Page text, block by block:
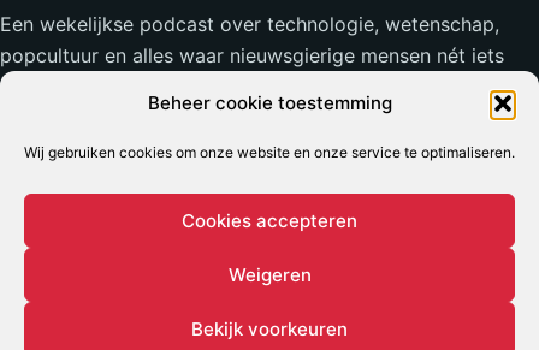
Beheer cookie toestemming
Wij gebruiken cookies om onze website en onze service te optimaliseren.
Cookies accepteren
Weigeren
Bekijk voorkeuren
Een wekelijkse podcast over technologie, wetenschap,
popcultuur en alles waar nieuwsgierige mensen nét iets
te lang over doorpraten.
Apple Podcasts
RSS-feed
MNOT Slack
Vriend van de Show